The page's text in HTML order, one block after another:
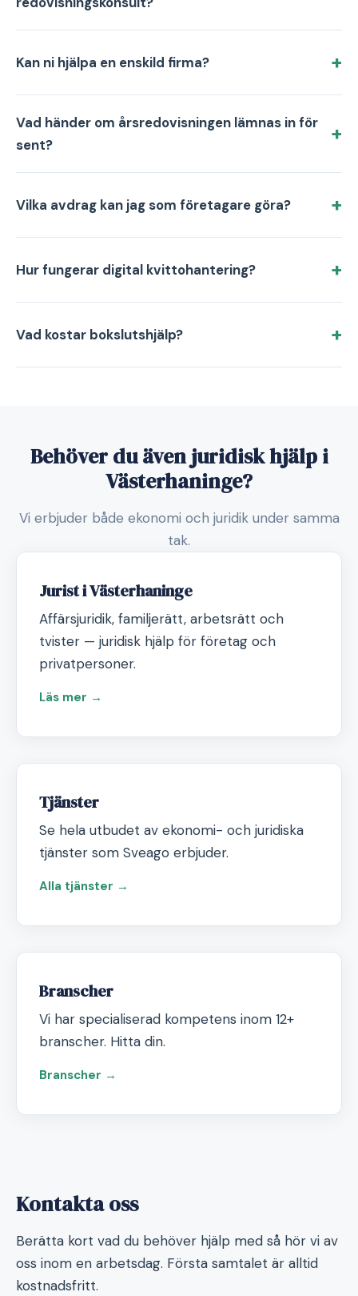
Kan ni hjälpa en enskild firma?
Vad händer om årsredovisningen lämnas in för
sent?
Vilka avdrag kan jag som företagare göra?
Hur fungerar digital kvittohantering?
Vad kostar bokslutshjälp?
Behöver du även juridisk hjälp i
Västerhaninge?
Vi erbjuder både ekonomi och juridik under samma
tak.
Jurist i Västerhaninge
Affärsjuridik, familjerätt, arbetsrätt och
tvister — juridisk hjälp för företag och
privatpersoner.
Läs mer →
Tjänster
Se hela utbudet av ekonomi- och juridiska
tjänster som Sveago erbjuder.
Alla tjänster →
Branscher
Vi har specialiserad kompetens inom 12+
branscher. Hitta din.
Branscher →
Kontakta oss
Berätta kort vad du behöver hjälp med så hör vi av
oss inom en arbetsdag. Första samtalet är alltid
kostnadsfritt.